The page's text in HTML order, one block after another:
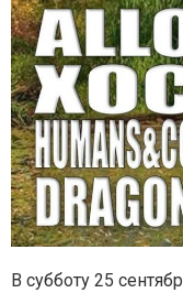
В субботу 25